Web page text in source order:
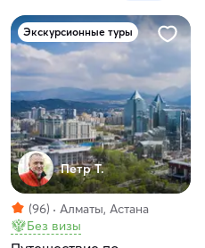
Экскурсионные туры
Петр Т.
(96)
Алматы, Астана
Без визы